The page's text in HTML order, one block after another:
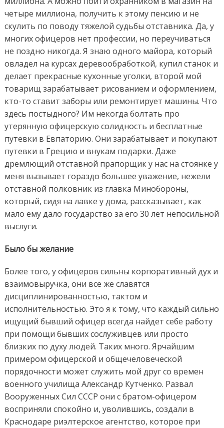
четыре миллиона, получить к этому пенсию и не
скулить по поводу тяжелой судьбы отставника. Да, у
многих офицеров нет профессии, но переучиваться
не поздно никогда. Я знаю одного майора, который
овладел на курсах деревообработкой, купил станок и
делает прекрасные кухонные уголки, второй мой
товарищ зарабатывает рисованием и оформлением,
кто-то ставит заборы или ремонтирует машины. Что
здесь постыдного? Им некогда болтать про
утерянную офицерскую солидность и бесплатные
путевки в Евпаторию. Они зарабатывает и покупают
путевки в Грецию и внукам подарки. Даже
дремлющий отставной прапорщик у нас на стоянке у
меня вызывает гораздо большее уважение, нежели
отставной полковник из главка Минобороны,
который, сидя на лавке у дома, рассказывает, как
мало ему дало государство за его 30 лет непосильной
выслуги.
Было бы желание
Более того, у офицеров сильны корпоративный дух и
взаимовыручка, они все же славятся
дисциплинированностью, тактом и
исполнительностью. Это я к тому, что каждый сильно
ищущий бывший офицер всегда найдет себе работу
при помощи бывших сослуживцев или просто
близких по духу людей. Таких много. Ярчайшим
примером офицерской и общечеловеческой
порядочности может служить мой друг со времен
военного училища Александр Кутченко. Развал
Вооруженных Сил СССР они с братом-офицером
восприняли спокойно и, уволившись, создали в
Краснодаре риэлтерское агентство, которое при